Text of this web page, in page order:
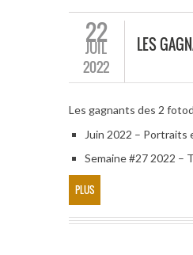
22
JUIL
2022
LES
Les gagnants des 2
Juin 2022 – Portraits
Semaine #27 2022 –
PLUS